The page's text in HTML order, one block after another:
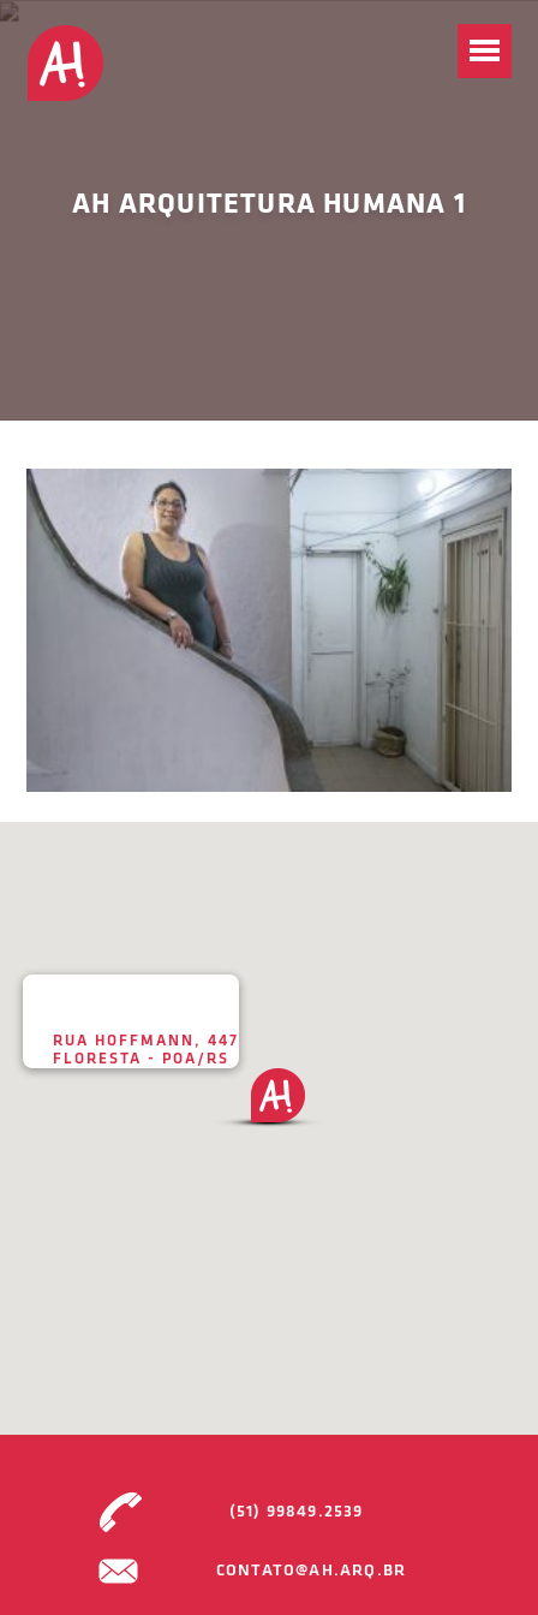
AH ARQUITETURA HUMANA 1
RUA HOFFMANN, 447
FLORESTA - POA/RS
(51) 99849.2539
CONTATO@AH.ARQ.BR